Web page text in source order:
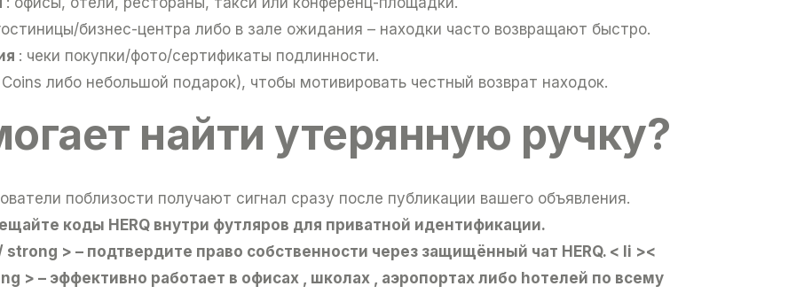
бизнес-центра либо в зале ожидания – находки часто возвращают быстро.
: чеки покупки/фото/сертификаты подлинности.
Coins либо небольшой подарок), чтобы мотивировать честный возврат находок.
найти утерянную ручку?
поблизости получают сигнал сразу после публикации вашего объявления.
коды HERQ внутри футляров для приватной идентификации.
> – подтвердите право собственности через защищённый чат HERQ. < li ><
> – эффективно работает в офисах , школах , аэропортах либо hотелей по всему